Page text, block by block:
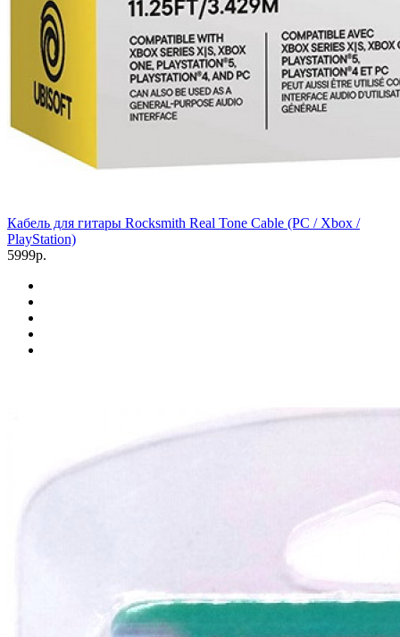
Кабель для гитары Rocksmith Real Tone Cable (PC / Xbox /
PlayStation)
5999р.